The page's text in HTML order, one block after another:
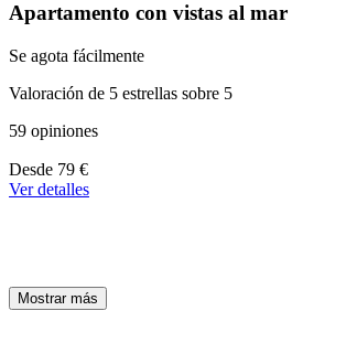
Apartamento con vistas al mar
Se agota fácilmente
Valoración de 5 estrellas sobre 5
59 opiniones
A
partir
Desde 79 €
Ver detalles
Mostrar más